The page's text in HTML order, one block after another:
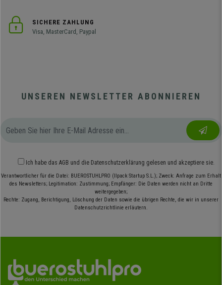
SICHERE ZAHLUNG
Visa, MasterCard, Paypal
UNSEREN NEWSLETTER ABONNIEREN
Ich habe das AGB und die Datenschutzerklärung gelesen und akzeptiere sie.
Verantwortlicher für die Datei: BUEROSTUHLPRO (Ilpack Startup S.L.); Zweck: Anfrage zum Erhalt
des Newsletters; Legitimation: Zustimmung; Empfänger: Die Daten werden nicht an Dritte
weitergegeben;
Rechte: Zugang, Berichtigung, Löschung der Daten sowie die übrigen Rechte, die wir in unserer
Datenschutzrichtlinie erläutern.